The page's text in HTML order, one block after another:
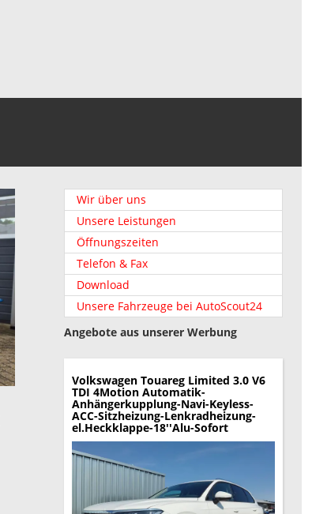
Wir über uns
Unsere Leistungen
Öffnungszeiten
Telefon & Fax
Download
Unsere Fahrzeuge bei AutoScout24
Angebote aus unserer Werbung
Volkswagen Touareg Limited 3.0 V6
TDI 4Motion Automatik-
Anhängerkupplung-Navi-Keyless-
ACC-Sitzheizung-Lenkradheizung-
el.Heckklappe-18''Alu-Sofort